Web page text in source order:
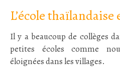
L’école
Il y a beaucoup de collèges
petites écoles comme
éloignées dans les villages.